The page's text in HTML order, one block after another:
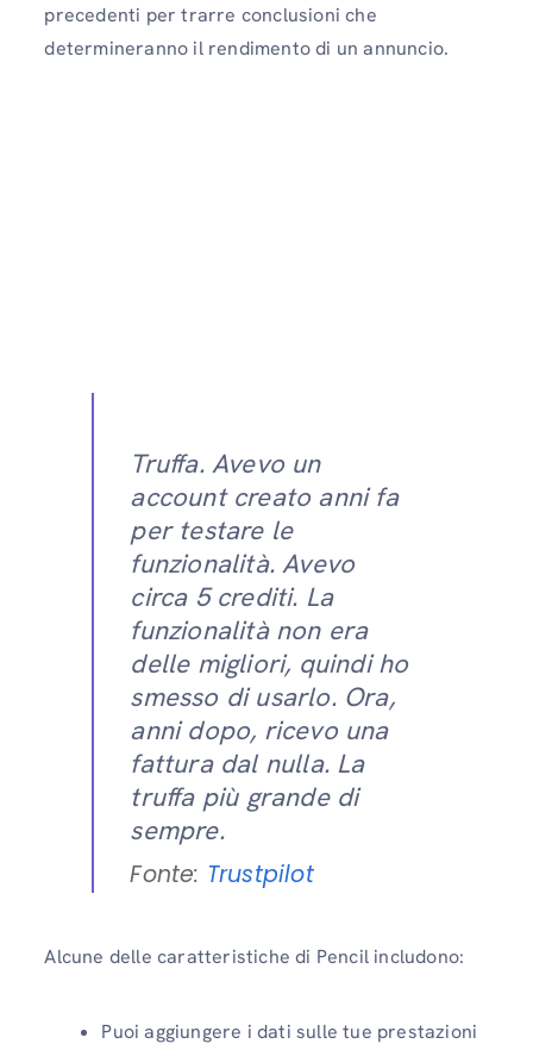
precedenti per trarre conclusioni che
determineranno il rendimento di un annuncio.
Truffa. Avevo un
account creato anni fa
per testare le
funzionalità. Avevo
circa 5 crediti. La
funzionalità non era
delle migliori, quindi ho
smesso di usarlo. Ora,
anni dopo, ricevo una
fattura dal nulla. La
truffa più grande di
sempre.
Fonte: Trustpilot
Alcune delle caratteristiche di Pencil includono:
Puoi aggiungere i dati sulle tue prestazioni